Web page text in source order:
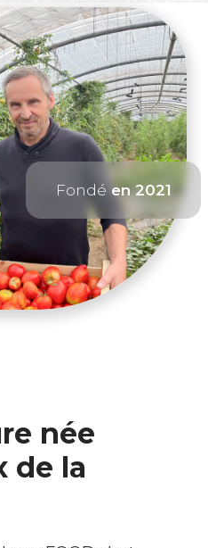
Fondé en 2021
née
de la